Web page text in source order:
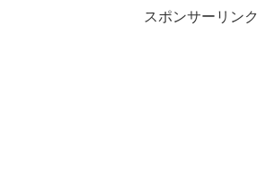
スポンサーリンク